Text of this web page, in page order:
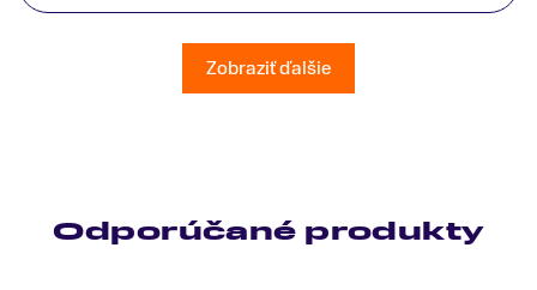
Ešte raz ďakujem.Zobraziť ďalšie
Odporúčané produkty